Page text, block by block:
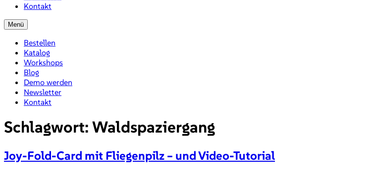
Kontakt
Menü
Bestellen
Katalog
Workshops
Blog
Demo werden
Newsletter
Kontakt
Schlagwort: Waldspaziergang
Joy-Fold-Card mit Fliegenpilz – und Video-Tutorial